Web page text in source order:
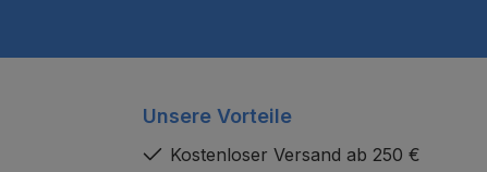
Unsere Vorteile
Kostenloser Versand ab 250 €